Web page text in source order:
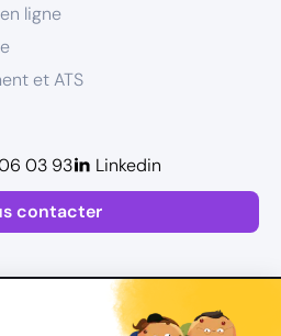
ligne
et ATS
contacter
03 93 Linkedin